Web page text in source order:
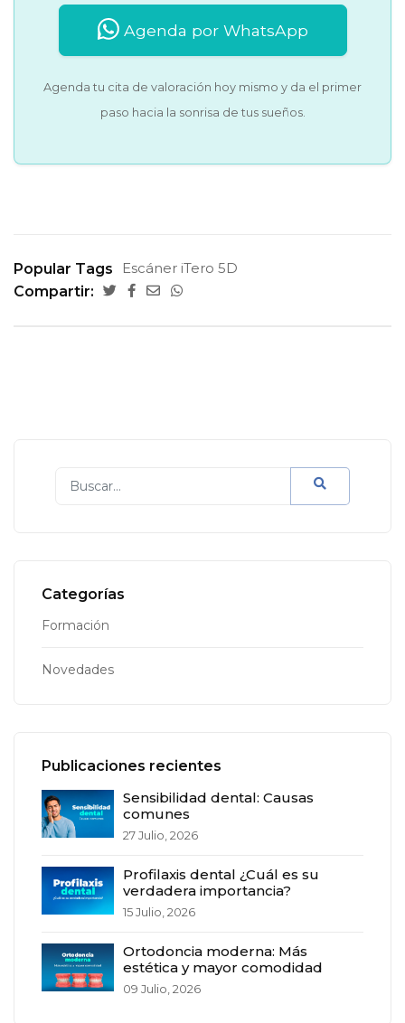
Agenda por WhatsApp
Agenda tu cita de valoración hoy mismo y da el primer
paso hacia la sonrisa de tus sueños.
Popular Tags
Escáner iTero 5D
Compartir:
Categorías
Formación
Novedades
Publicaciones recientes
Sensibilidad dental: Causas
comunes
27 Julio, 2026
Profilaxis dental ¿Cuál es su
verdadera importancia?
15 Julio, 2026
Ortodoncia moderna: Más
estética y mayor comodidad
09 Julio, 2026